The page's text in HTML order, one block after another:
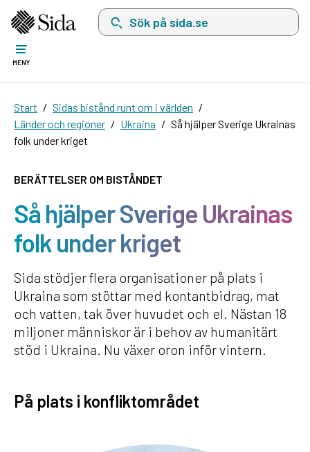
Sök på sida.se, sökförslag kommer att visas
MENY
Start
Sidas bistånd runt om i världen
Länder och regioner
Ukraina
Så hjälper Sverige Ukrainas
folk under kriget
BERÄTTELSER OM BISTÅNDET
Så hjälper Sverige Ukrainas
folk under kriget
Sida stödjer flera organisationer på plats i
Ukraina som stöttar med kontantbidrag, mat
och vatten, tak över huvudet och el. Nästan 18
miljoner människor är i behov av humanitärt
stöd i Ukraina. Nu växer oron inför vintern.
På plats i konfliktområdet